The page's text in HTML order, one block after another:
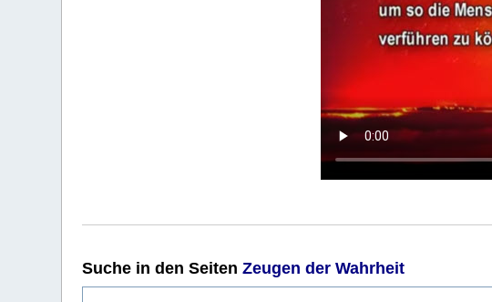
Suche in den SeitenZeugen der Wahrheit